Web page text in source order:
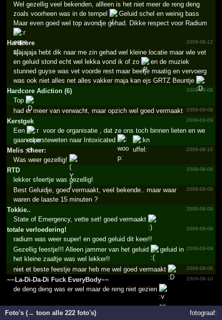
Wel gezellig veel bekenden, allleen is het niet meer de reng deng
zoals voorheen was in de tempel
Geluid schel en weinig bass
Maar even goed wel top avondje gehad. Dikke respect voor Radium
Hardcore 2009-08-12
ajajajaja hebt dik naar me zin gehad wel kleine locatie maar wle vet
en geluid stond echt wel lekka vond ik of zo
en de muziek
stunned guyse was vet voorde rest maar beetje maatig en vervoerg
was ook niet alles net alles vakker maja kan ejs GRTZ Beuntje
:
Hardcore Adiction (6)
2009-08-09
Top
2009-08-09
had er meer van verwacht, maar opzich wel goed vermaakt
Kerstgek
2009-08-09
Een
voor de organisatie , dat ze ons toch binnen lieten en we
gaan ckersteweten naar Intoxicated
Melis :cheer:
2009-08-10
Was weer gezellig!
RTD
2009-08-09
lekker sfeertje was gezellig!
2009-08-09
Best Geluidje, goed vermaakt, veel bekende.. maar waar
waren de laaste 15 minuten ?
Tokkie..
2009-08-09
State of Emergency, vette set! goed vermaakt
totale verloe­dering­!­
2009-08-09
radium was weer super! en goed geluid dit keer!!
2009-08-09
Gezellig feestje!!! Alleen jammer van het geluid
geluid in
het kleine zaaltje was wel lekker!!
2009-08-09
niet et beste feestje maar heb me wel goed vermaakt
~~La-Di-Da-Di Fuck EveryBody~~
2009-08-10
de deng deng was er wel maar de reng niet gezien
Foto's (→ toon alle 222 foto's) fotograaf: